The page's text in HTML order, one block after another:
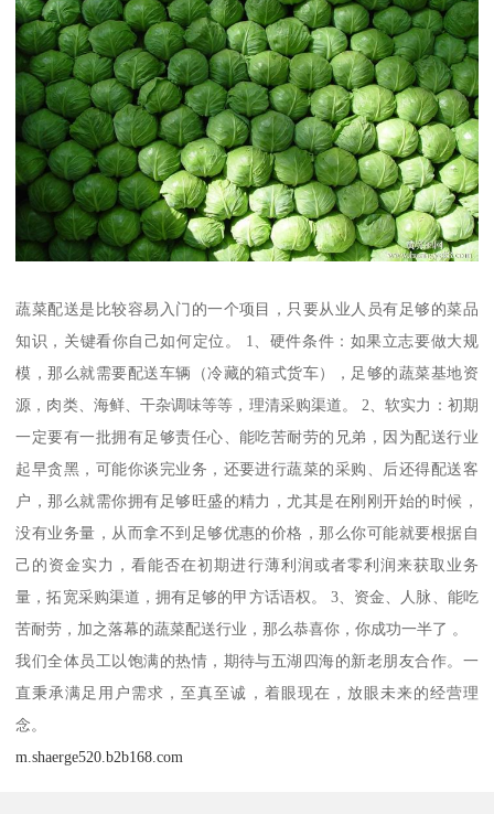
蔬菜配送是比较容易入门的一个项目，只要从业人员有足够的菜品
知识，关键看你自己如何定位。 1、硬件条件：如果立志要做大规
模，那么就需要配送车辆（冷藏的箱式货车），足够的蔬菜基地资
源，肉类、海鲜、干杂调味等等，理清采购渠道。 2、软实力：初期
一定要有一批拥有足够责任心、能吃苦耐劳的兄弟，因为配送行业
起早贪黑，可能你谈完业务，还要进行蔬菜的采购、后还得配送客
户，那么就需你拥有足够旺盛的精力，尤其是在刚刚开始的时候，
没有业务量，从而拿不到足够优惠的价格，那么你可能就要根据自
己的资金实力，看能否在初期进行薄利润或者零利润来获取业务
量，拓宽采购渠道，拥有足够的甲方话语权。 3、资金、人脉、能吃
苦耐劳，加之落幕的蔬菜配送行业，那么恭喜你，你成功一半了 。
我们全体员工以饱满的热情，期待与五湖四海的新老朋友合作。一
直秉承满足用户需求，至真至诚，着眼现在，放眼未来的经营理
念。
m.shaerge520.b2b168.com